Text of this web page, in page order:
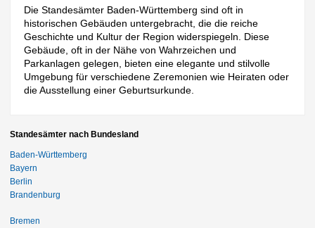
Die Standesämter Baden-Württemberg sind oft in
historischen Gebäuden untergebracht, die die reiche
Geschichte und Kultur der Region widerspiegeln. Diese
Gebäude, oft in der Nähe von Wahrzeichen und
Parkanlagen gelegen, bieten eine elegante und stilvolle
Umgebung für verschiedene Zeremonien wie Heiraten oder
die Ausstellung einer Geburtsurkunde.
Standesämter nach Bundesland
Baden-Württemberg
Bayern
Berlin
Brandenburg
Bremen